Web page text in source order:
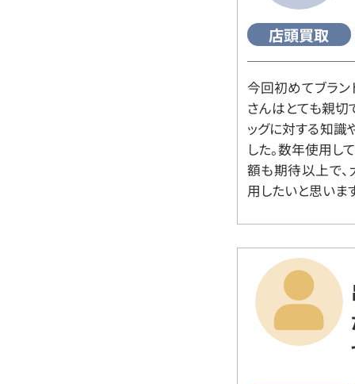
店頭買取
今回初めてブラン
さんはとても親切
ッグに対する知識
した。数年使用し
額も期待以上で、
用したいと思いま